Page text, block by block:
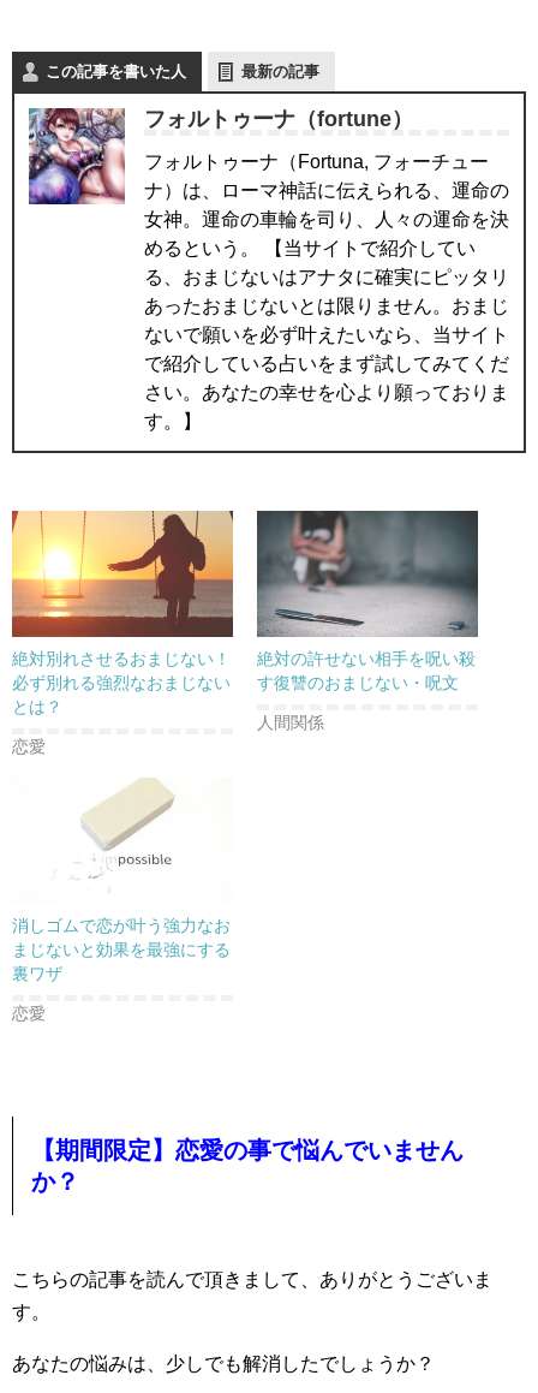
この記事を書いた人 最新の記事
フォルトゥーナ（fortune）
フォルトゥーナ（Fortuna, フォーチュー
ナ）は、ローマ神話に伝えられる、運命の
女神。運命の車輪を司り、人々の運命を決
めるという。 【当サイトで紹介してい
る、おまじないはアナタに確実にピッタリ
あったおまじないとは限りません。おまじ
ないで願いを必ず叶えたいなら、当サイト
で紹介している占いをまず試してみてくだ
さい。あなたの幸せを心より願っておりま
す。】
絶対別れさせるおまじない！
必ず別れる強烈なおまじない
とは？
恋愛
絶対の許せない相手を呪い殺
す復讐のおまじない・呪文
人間関係
消しゴムで恋が叶う強力なお
まじないと効果を最強にする
裏ワザ
恋愛
【期間限定】恋愛の事で悩んでいません
か？
こちらの記事を読んで頂きまして、ありがとうございま
す。
あなたの悩みは、少しでも解消したでしょうか？